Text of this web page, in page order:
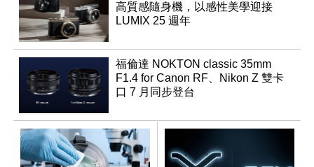
高質感隨身機，以感性美學迎接
LUMIX 25 週年
福倫達 NOKTON classic 35mm
F1.4 for Canon RF、Nikon Z 雙卡
口 7 月同步登台